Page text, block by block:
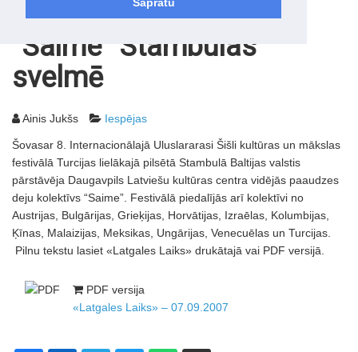
“Saime” Stambulas
svelmē
Ainis Jukšs Iespējas
Šovasar 8. Internacionālajā Uluslararasi Šišli kultūras un mākslas
festivālā Turcijas lielākajā pilsētā Stambulā Baltijas valstis
pārstāvēja Daugavpils Latviešu kultūras centra vidējās paaudzes
deju kolektīvs “Saime”. Festivālā piedalījās arī kolektīvi no
Austrijas, Bulgārijas, Grieķijas, Horvātijas, Izraēlas, Kolumbijas,
Ķīnas, Malaizijas, Meksikas, Ungārijas, Venecuēlas un Turcijas.
Pilnu tekstu lasiet «Latgales Laiks» drukātajā vai PDF versijā.
PDF versija
«Latgales Laiks» – 07.09.2007